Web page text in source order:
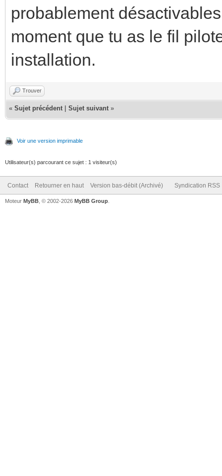
probablement
moment que tu as le fil
installation.
Trouver
« Sujet précédent Sujet suivant »
Voir une version imprimable
Utilisateur(s) parcourant ce sujet : 1 visiteur(s)
Contact Retourner en haut Version bas-débit (Archivé) Syndication RSS
Moteur MyBB , © 2002-2026 MyBB Group